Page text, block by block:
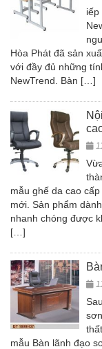
iếp
Hòa Phát đã sản
với đầy đủ những
NewTrend. Bàn […]
mẫu ghế da cao
mới. Sản phẩm
nhanh chóng được
[…]
mẫu Bàn lãnh đạo